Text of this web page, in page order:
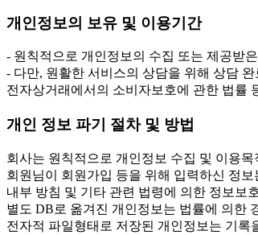
개인정보의 보유 및 이용기간
- 원칙적으로 개인정보의 수집 또는 제공받
- 다만, 원활한 서비스의 상담을 위해 상담
전자상거래에서의 소비자보호에 관한 법률
개인 정보 파기 절차 및 방법
회사는 원칙적으로 개인정보 수집 및 이용
회원님이 회원가입 등을 위해 입력하신 정
내부 방침 및 기타 관련 법령에 의한 정보보
별도 DB로 옮겨진 개인정보는 법률에 의한
전자적 파일형태로 저장된 개인정보는 기